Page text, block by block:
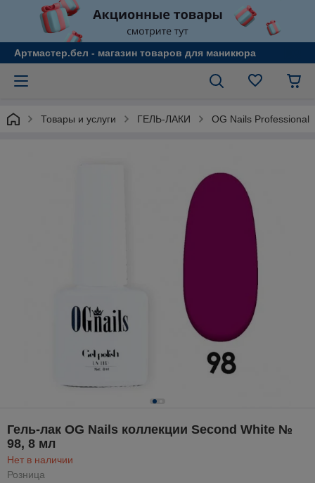
Артмастер.бел - магазин товаров для маникюра
Товары и услуги ГЕЛЬ-ЛАКИ OG Nails Professional
Гель-лак OG Nails коллекции Second White №
98, 8 мл
Нет в наличии
Розница